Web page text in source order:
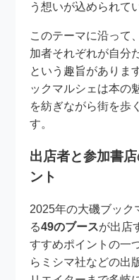
う想いが込められて
このテーマに沿って
加者それぞれが自分
という趣旨がありま
ックマルシェは本の
を紡ぎながら街を歩
す。
出店者と参加書
ント
2025年の大磯ブック
る49のブースが出店
すすめポイントの一
らミシマ社などの出